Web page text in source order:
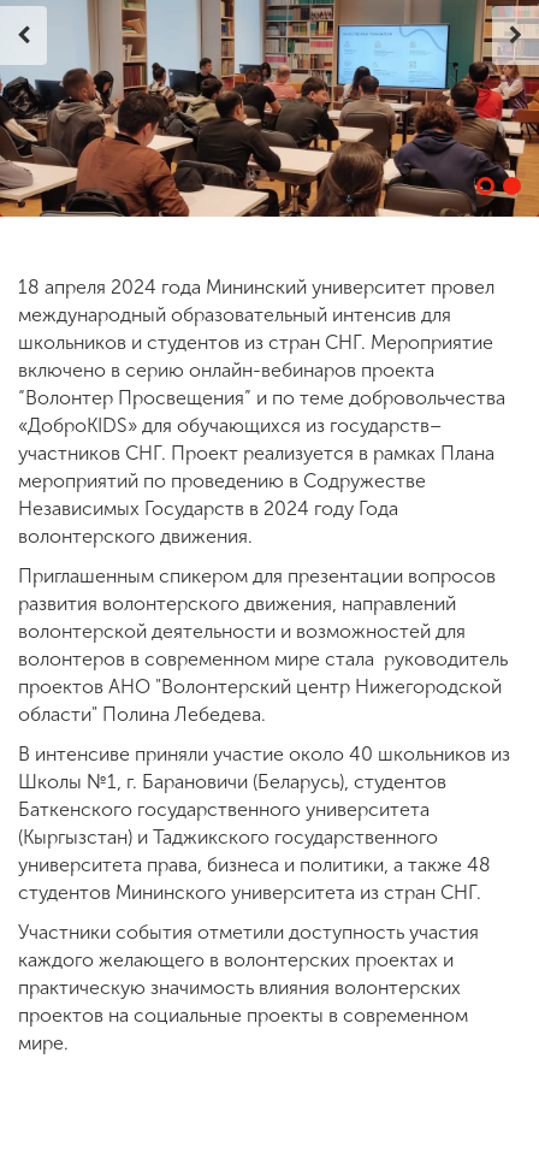
Сведения об
образовательной
организации
ENG SPN CHI
Приемная
комиссия
+7 (831) 262-26-20
18 апреля 2024 года Мининский университет провел
международный образовательный интенсив для
школьников и студентов из стран СНГ. Мероприятие
включено в серию онлайн-вебинаров проекта
“Волонтер Просвещения” и по теме добровольчества
«ДоброKIDS» для обучающихся из государств–
участников СНГ. Проект реализуется в рамках Плана
мероприятий по проведению в Содружестве
Независимых Государств в 2024 году Года
волонтерского движения.
Приглашенным спикером для презентации вопросов
развития волонтерского движения, направлений
волонтерской деятельности и возможностей для
волонтеров в современном мире стала руководитель
проектов АНО "Волонтерский центр Нижегородской
области" Полина Лебедева.
В интенсиве приняли участие около 40 школьников из
Школы №1, г. Барановичи (Беларусь), студентов
Баткенского государственного университета
(Кыргызстан) и Таджикского государственного
университета права, бизнеса и политики, а также 48
студентов Мининского университета из стран СНГ.
Участники события отметили доступность участия
каждого желающего в волонтерских проектах и
практическую значимость влияния волонтерских
проектов на социальные проекты в современном
мире.